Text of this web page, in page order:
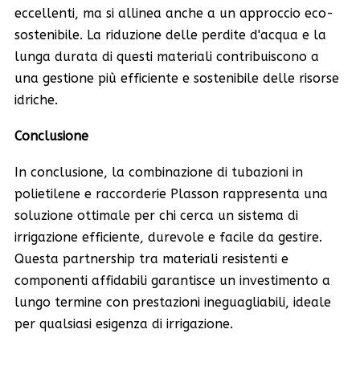
eccellenti, ma si allinea anche a un approccio eco-
sostenibile. La riduzione delle perdite d'acqua e la
lunga durata di questi materiali contribuiscono a
una gestione più efficiente e sostenibile delle risorse
idriche.
Conclusione
In conclusione, la combinazione di tubazioni in
polietilene e raccorderie Plasson rappresenta una
soluzione ottimale per chi cerca un sistema di
irrigazione efficiente, durevole e facile da gestire.
Questa partnership tra materiali resistenti e
componenti affidabili garantisce un investimento a
lungo termine con prestazioni ineguagliabili, ideale
per qualsiasi esigenza di irrigazione.